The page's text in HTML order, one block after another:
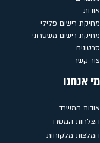
אודות
מחיקת רישום פלילי
מחיקת רישום משטרתי
סרטונים
צור קשר
מי אנחנו
אודות המשרד
הצלחות המשרד
המלצות מלקוחות